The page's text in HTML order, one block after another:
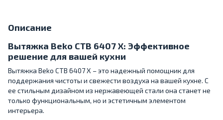
Описание
Вытяжка Beko CTB 6407 X: Эффективное
решение для вашей кухни
Вытяжка Beko CTB 6407 X – это надежный помощник для
поддержания чистоты и свежести воздуха на вашей кухне. С
ее стильным дизайном из нержавеющей стали она станет не
только функциональным, но и эстетичным элементом
интерьера.